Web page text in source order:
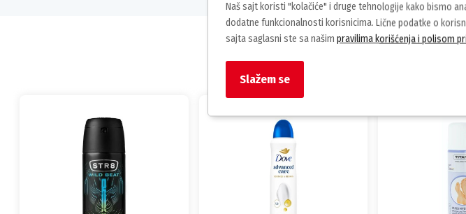
Naš sajt koristi "kolačiće" i druge tehnologije kako bismo
dodatne funkcionalnosti korisnicima. Lične podatke o
sajta saglasni ste sa našim pravilima korišćenja i polisom
Slažem se